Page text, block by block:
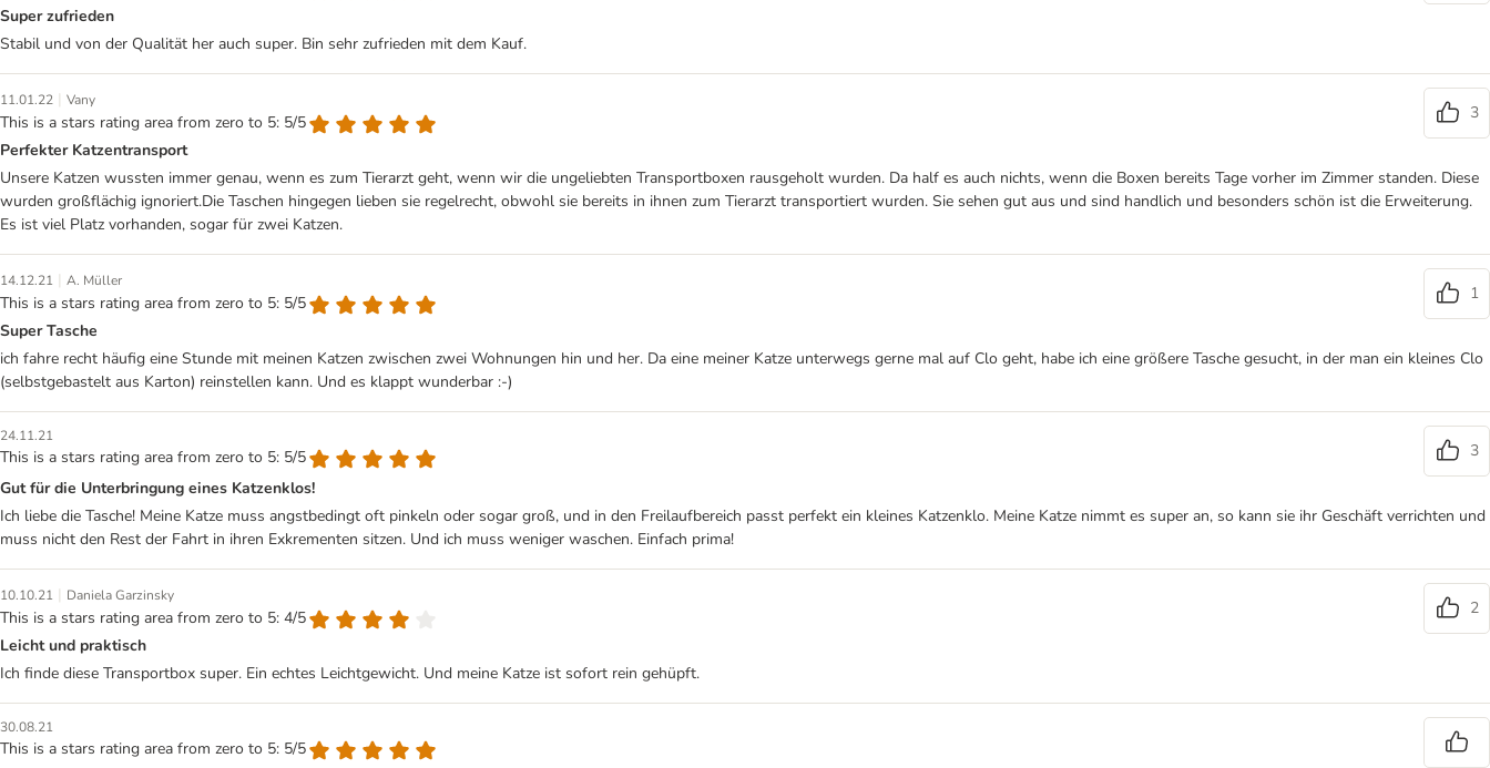
Super zufrieden
Stabil und von der Qualität her auch super. Bin sehr zufrieden mit dem Kauf.
11.01.22 | Vany
This is a stars rating area from zero to 5: 5/5
3
Perfekter Katzentransport
Unsere Katzen wussten immer genau, wenn es zum Tierarzt geht, wenn wir die ungeliebten Transportboxen rausgeholt wurden. Da half es auch nichts, wenn die Boxen bereits Tage vorher im Zimmer standen. Diese
wurden großflächig ignoriert.Die Taschen hingegen lieben sie regelrecht, obwohl sie bereits in ihnen zum Tierarzt transportiert wurden. Sie sehen gut aus und sind handlich und besonders schön ist die Erweiterung.
Es ist viel Platz vorhanden, sogar für zwei Katzen.
14.12.21 | A. Müller
This is a stars rating area from zero to 5: 5/5
1
Super Tasche
ich fahre recht häufig eine Stunde mit meinen Katzen zwischen zwei Wohnungen hin und her. Da eine meiner Katze unterwegs gerne mal auf Clo geht, habe ich eine größere Tasche gesucht, in der man ein kleines Clo
(selbstgebastelt aus Karton) reinstellen kann. Und es klappt wunderbar :-)
24.11.21
This is a stars rating area from zero to 5: 5/5
3
Gut für die Unterbringung eines Katzenklos!
Ich liebe die Tasche! Meine Katze muss angstbedingt oft pinkeln oder sogar groß, und in den Freilaufbereich passt perfekt ein kleines Katzenklo. Meine Katze nimmt es super an, so kann sie ihr Geschäft verrichten und
muss nicht den Rest der Fahrt in ihren Exkrementen sitzen. Und ich muss weniger waschen. Einfach prima!
10.10.21 | Daniela Garzinsky
This is a stars rating area from zero to 5: 4/5
2
Leicht und praktisch
Ich finde diese Transportbox super. Ein echtes Leichtgewicht. Und meine Katze ist sofort rein gehüpft.
30.08.21
This is a stars rating area from zero to 5: 5/5